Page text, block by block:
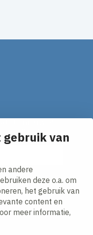
gebruik van
andere
deze o.a. om
het gebruik van
content en
meer informatie,
mailbox!